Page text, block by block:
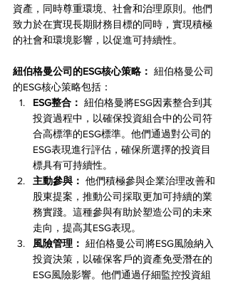
資產，同時尊重環境、社會和治理原則。他們
致力於在實現長期財務目標的同時，實現積極
的社會和環境影響，以促進可持續性。
紐伯格曼公司的ESG核心策略： 紐伯格曼公司
的ESG核心策略包括：
ESG整合： 紐伯格曼將ESG因素整合到其
投資過程中，以確保投資組合中的公司符
合高標準的ESG標準。他們通過對公司的
ESG表現進行評估，確保所選擇的投資目
標具有可持續性。
主動參與： 他們積極參與企業治理改善和
股東提案，推動公司採取更加可持續的業
務實踐。這種參與有助於塑造公司的未來
走向，提高其ESG表現。
風險管理： 紐伯格曼公司將ESG風險納入
投資決策，以確保客戶的資產免受潛在的
ESG風險影響。他們通過仔細監控投資組